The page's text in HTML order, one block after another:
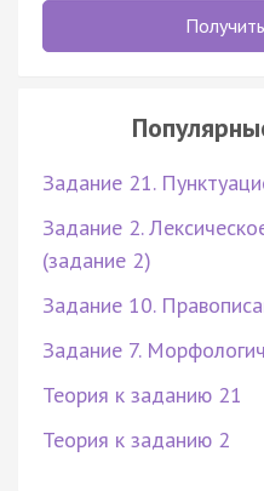
Задание 21.
Задание 2.
(задание 2)
Задание 10.
Задание 7.
Теория к заданию 21
Теория к заданию 2